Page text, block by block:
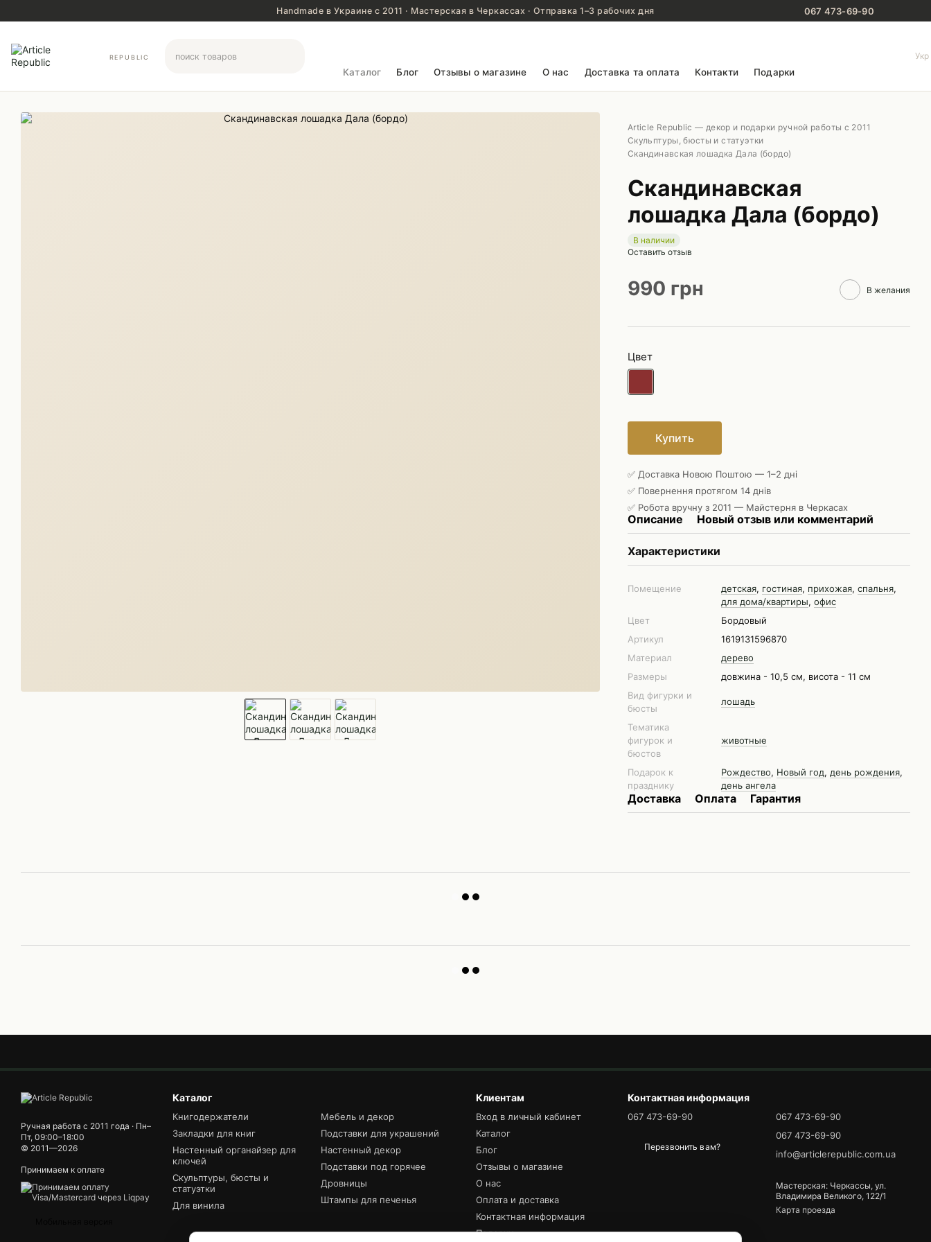
Handmade в Украине с 2011 · Мастерская в Черкассах · Отправка 1–3 рабочих дня 067 473-69-90
REPUBLIC
Каталог Блог Отзывы о магазине О нас Доставка та оплата Контакти Подарки
Укр
Article Republic — декор и подарки ручной работы с 2011
Скульптуры, бюсты и статуэтки
Скандинавская лошадка Дала (бордо)
Скандинавская
лошадка Дала (бордо)
В наличии
Оставить отзыв
990 грн В желания
Цвет
Купить
✅ Доставка Новою Поштою — 1–2 дні
✅ Повернення протягом 14 днів
✅ Робота вручну з 2011 — Майстерня в Черкасах
Описание Новый отзыв или комментарий
Характеристики
Помещение детская, гостиная, прихожая, спальня,
для дома/квартиры, офис
Цвет
Бордовый
Артикул
1619131596870
Материал
дерево
Размеры
довжина - 10,5 см, висота - 11 см
Вид фигурки и
бюсты
лошадь
Тематика
фигурок и
бюстов
животные
Подарок к
празднику
Рождество, Новый год, день рождения,
день ангела
Доставка Оплата Гарантия
Ручная работа с 2011 года · Пн–
Пт, 09:00–18:00
© 2011—2026
Принимаем к оплате
Каталог
Книгодержатели
Закладки для книг
Настенный органайзер для
ключей
Скульптуры, бюсты и
статуэтки
Для винила
Мебель и декор
Подставки для украшений
Настенный декор
Подставки под горячее
Дровницы
Штампы для печенья
Клиентам
Вход в личный кабинет
Каталог
Блог
Отзывы о магазине
О нас
Оплата и доставка
Контактная информация
Подарки
Контактная информация
067 473-69-90
Перезвонить вам?
067 473-69-90
067 473-69-90
info@articlerepublic.com.ua
Мастерская: Черкассы, ул.
Владимира Великого, 122/1
Карта проезда